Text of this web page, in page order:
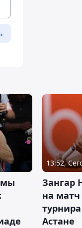
мы
13:52,
Зангар
на матч
Астане